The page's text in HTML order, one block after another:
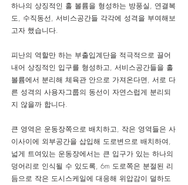
하나의 상징적인 홀 볼륨을 형성하는 방풍실, 연결복
도, 수직동선, 서비스공간들 각각에 성격을 부여해보
고자 했습니다.
피난의 역할만 하는 부출입계단을 적극적으로 끌어
내어 상징적인 입구를 형성하고, 서비스공간들을 홀
볼륨에서 분리해 체육관 안으로 가져온다면, 서로 다
른 성격의 사용자그룹의 동선이 자연스럽게 분리되
지 않을까 합니다.
큰 영역은 운동장쪽으로 배치하고, 작은 영역들은 사
이사이에 외부공간을 삽입해 도로변으로 배치하여,
넓게 트여있는 운동장에서는 큰 입구가 있는 하나의
덩어리로 인식될 수 있도록, 6m 도로쪽은 분절된 리
듬으로 작은 도시스케일에 대응해 위압감이 덜하도